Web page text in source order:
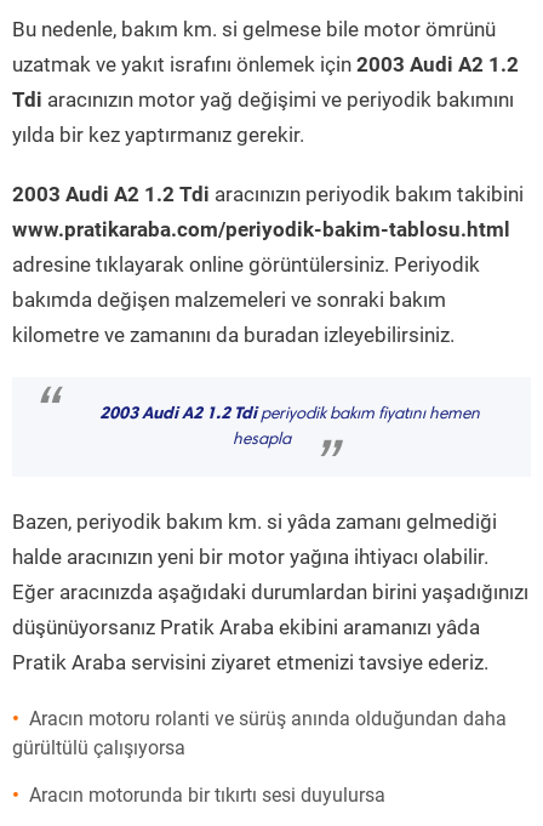
Bu nedenle, bakım km. si gelmese bile motor ömrünü
uzatmak ve yakıt israfını önlemek için 2003 Audi A2 1.2
Tdi aracınızın motor yağ değişimi ve periyodik bakımını
yılda bir kez yaptırmanız gerekir.
2003 Audi A2 1.2 Tdi aracınızın periyodik bakım takibini
www.pratikaraba.com/periyodik-bakim-tablosu.html
adresine tıklayarak online görüntülersiniz. Periyodik
bakımda değişen malzemeleri ve sonraki bakım
kilometre ve zamanını da buradan izleyebilirsiniz.
“ 2003 Audi A2 1.2 Tdiperiyodik bakım fiyatını hemen
hesapla
”
Bazen, periyodik bakım km. si yâda zamanı gelmediği
halde aracınızın yeni bir motor yağına ihtiyacı olabilir.
Eğer aracınızda aşağıdaki durumlardan birini yaşadığınızı
düşünüyorsanız Pratik Araba ekibini aramanızı yâda
Pratik Araba servisini ziyaret etmenizi tavsiye ederiz.
Aracın motoru rolanti ve sürüş anında olduğundan daha
gürültülü çalışıyorsa
Aracın motorunda bir tıkırtı sesi duyulursa